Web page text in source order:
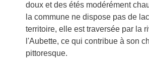
doux et des étés modérément
la commune ne dispose pas de
territoire, elle est traversée par la
l'Aubette, ce qui contribue à son
pittoresque.